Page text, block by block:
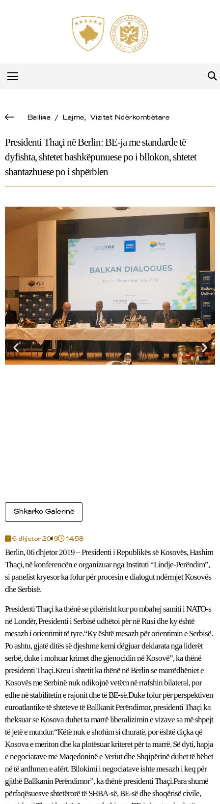
Ballina/ Lajme, Vizitat Ndërkombëtare
Presidenti Thaçi në Berlin: BE-ja me standarde të
dyfishta, shtetet bashkëpunuese po i bllokon, shtetet
shantazhuese po i shpërblen
Shkarko Galerinë
6 dhjetor 2019 14:58
Berlin, 06 dhjetor 2019 – Presidenti i Republikës së Kosovës, Hashim
Thaçi, në konferencën e organizuar nga Instituti “Lindje-Perëndim”,
si panelist kryesor ka folur për procesin e dialogut ndërmjet Kosovës
dhe Serbisë.
Presidenti Thaçi ka thënë se pikërisht kur po mbahej samiti i NATO-s
në Londër, Presidenti i Serbisë udhëtoi për në Rusi dhe ky është
mesazh i orientimit të tyre.“Ky është mesazh për orientimin e Serbisë.
Po ashtu, gjatë ditës së djeshme kemi dëgjuar deklarata nga liderët
serbë, duke i mohuar krimet dhe gjenocidin në Kosovë”, ka thënë
presidenti Thaçi.Kreu i shtetit ka thënë në Berlin se marrëdhëniet e
Kosovës me Serbinë nuk ndikojnë vetëm në rrafshin bilateral, por
edhe në stabilitetin e rajonit dhe të BE-së.Duke folur për perspektiven
euroatlantike të shteteve të Ballkanit Perëndimor, presidenti Thaçi ka
theksuar se Kosova duhet ta marrë liberalizimin e vizave sa më shpejt
të jetë e mundur.“Këtë nuk e shohim si dhuratë, por është diçka që
Kosova e meriton dhe ka plotësuar kriteret për ta marrë. Së dyti, hapja
e negociatave me Maqedoninë e Veriut dhe Shqipërinë duhet të bëhet
në të ardhmen e afërt. Bllokimi i negociatave ishte mesazh i keq për
gjithë Ballkanin Perëndimor”, ka thënë presidenti Thaçi.Para shumë
përfaqësuesve shtetërorë të SHBA-së, BE-së dhe shoqërisë civile,